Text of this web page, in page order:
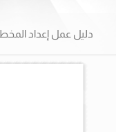
دليل عمل إعداد